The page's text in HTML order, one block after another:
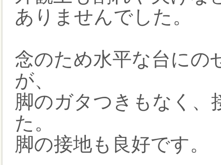
ありませんでした。
念のため水平な台にの
が、
脚のガタつきもなく、
た。
脚の接地も良好です。